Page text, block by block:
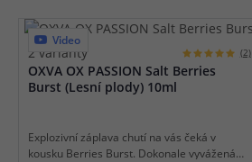
Video
2 varianty (2)
OXVA OX PASSION Salt Berries
Burst (Lesní plody) 10ml
Explozivní záplava chutí na vás čeká v
kousku Berries Burst. Dokonale vyvážená